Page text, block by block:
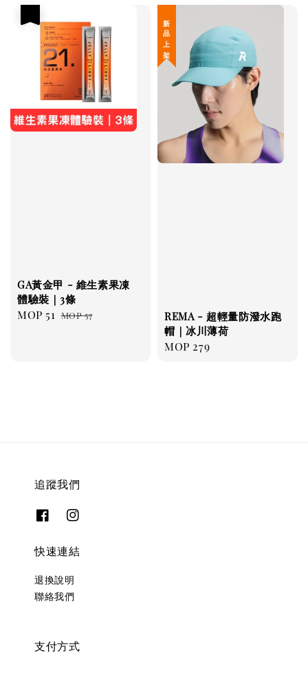
GA黃金甲 - 維生素果凍
體驗裝｜3條
Sale
MOP 51 Regular
MOP 57
新 品 上 架
REMA - 超輕量防潑水跑
帽｜冰川薄荷
Regular
MOP 279
追蹤我們
快速連結
退換說明
聯絡我們
支付方式